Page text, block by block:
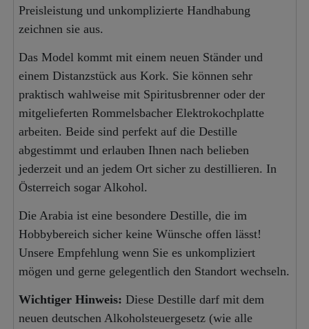
Preisleistung und unkomplizierte Handhabung
zeichnen sie aus.
Das Model kommt mit einem neuen Ständer und
einem Distanzstück aus Kork. Sie können sehr
praktisch wahlweise mit Spiritusbrenner oder der
mitgelieferten Rommelsbacher Elektrokochplatte
arbeiten. Beide sind perfekt auf die Destille
abgestimmt und erlauben Ihnen nach belieben
jederzeit und an jedem Ort sicher zu destillieren. In
Österreich sogar Alkohol.
Die Arabia ist eine besondere Destille, die im
Hobbybereich sicher keine Wünsche offen lässt!
Unsere Empfehlung wenn Sie es unkompliziert
mögen und gerne gelegentlich den Standort wechseln.
Wichtiger Hinweis: Diese Destille darf mit dem
neuen deutschen Alkoholsteuergesetz (wie alle